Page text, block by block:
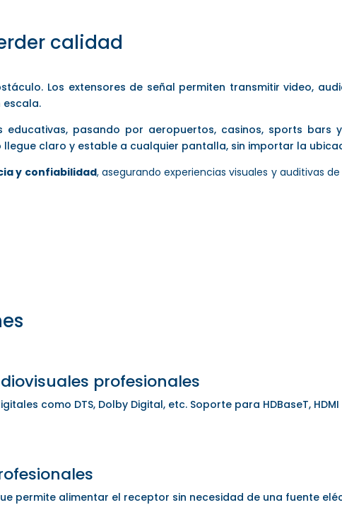
calidad
Los extensores de señal permiten transmitir video,
escala.
pasando por aeropuertos, casinos, sports bars
claro y estable a cualquier pantalla, sin importar la
y confiabilidad, asegurando experiencias visuales y auditivas
profesionales
como DTS, Dolby Digital, etc. Soporte para HDBaseT, HDMI
permite alimentar el receptor sin necesidad de una fuente